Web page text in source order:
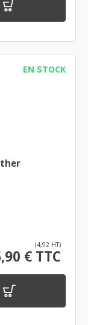
EN STOCK
(4,92 HT)
€ TTC